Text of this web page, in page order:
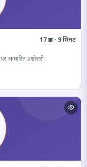
17 प्रश्न · 9 मिनट
प्रश्नोत्तरी।